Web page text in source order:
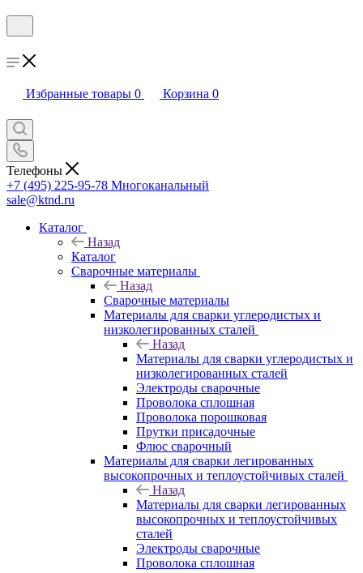
Избранные товары 0 Корзина 0
Телефоны
+7 (495) 225-95-78 Многоканальный
sale@ktnd.ru
Каталог
Назад
Каталог
Сварочные материалы
Назад
Сварочные материалы
Материалы для сварки углеродистых и
низколегированных сталей
Назад
Материалы для сварки углеродистых и
низколегированных сталей
Электроды сварочные
Проволока сплошная
Проволока порошковая
Прутки присадочные
Флюс сварочный
Материалы для сварки легированных
высокопрочных и теплоустойчивых сталей
Назад
Материалы для сварки легированных
высокопрочных и теплоустойчивых
сталей
Электроды сварочные
Проволока сплошная